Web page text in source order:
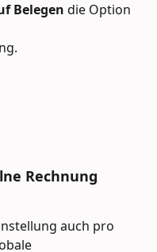
Belegen die Option
Rechnung
auch pro